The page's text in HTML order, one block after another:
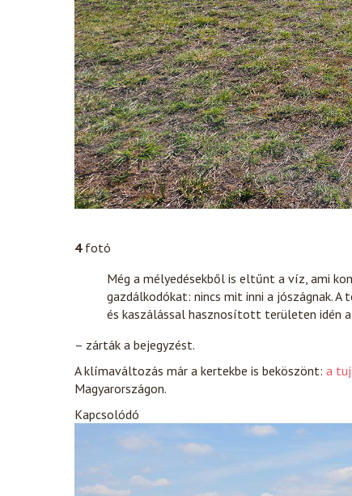
4fotó
Még a mélyedésekből is eltűnt a víz, ami
gazdálkodókat: nincs mit inni a jószágnak.
és kaszálással hasznosított területen idén
– zárták a bejegyzést.
A klímaváltozás már a kertekbe is beköszönt: a
Magyarországon.
Kapcsolódó